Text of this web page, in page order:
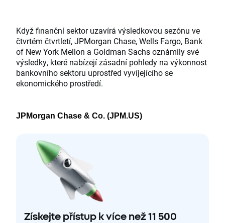
Když finanční sektor uzavírá výsledkovou sezónu ve
čtvrtém čtvrtletí, JPMorgan Chase, Wells Fargo, Bank
of New York Mellon a Goldman Sachs oznámily své
výsledky, které nabízejí zásadní pohledy na výkonnost
bankovního sektoru uprostřed vyvíjejícího se
ekonomického prostředí.
JPMorgan Chase & Co. (JPM.US)
Získejte přístup k více než 11 500